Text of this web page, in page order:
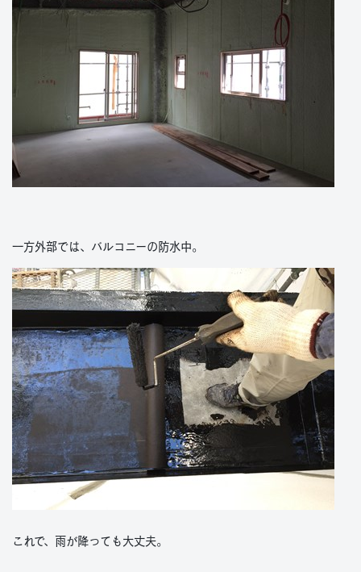
一方外部では、バルコニーの防水中。
これで、雨が降っても大丈夫。